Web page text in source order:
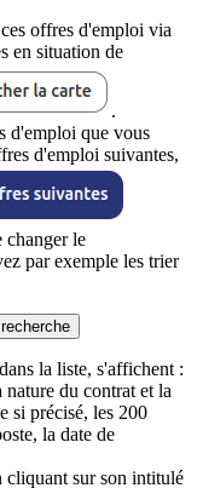
offres d'emploi via
en situation de
.
d'emploi que vous
d'emploi suivantes,
changer le
par exemple les trier
la liste, s'affichent :
du contrat et la
si précisé, les 200
la date de
cliquant sur son intitulé